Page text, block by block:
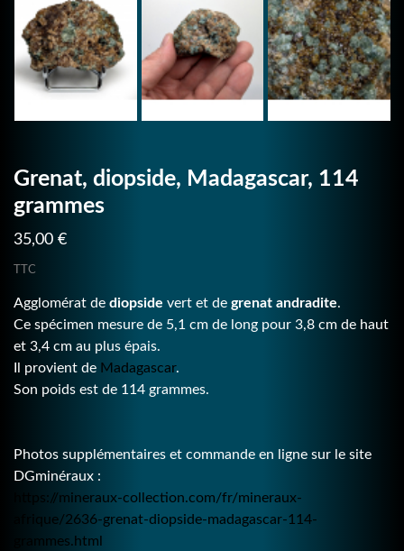
Grenat, diopside, Madagascar, 114
grammes
35,00 €
TTC
Agglomérat de diopside vert et de grenat andradite.
Ce spécimen mesure de 5,1 cm de long pour 3,8 cm de haut
et 3,4 cm au plus épais.
Il provient de Madagascar.
Son poids est de 114 grammes.
Photos supplémentaires et commande en ligne sur le site
DGminéraux :
https://mineraux-collection.com/fr/mineraux-
afrique/2636-grenat-diopside-madagascar-114-
grammes.html